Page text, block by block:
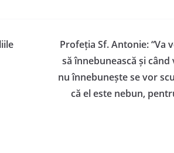
Profeția Sf. Antonie: “Va
să înnebunească și
nu înnebunește se vor
că el este nebun,